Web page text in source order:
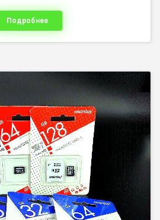
Подробнее
магазина.